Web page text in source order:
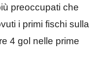
preoccupati che
i primi fischi sulla
4 gol nelle prime